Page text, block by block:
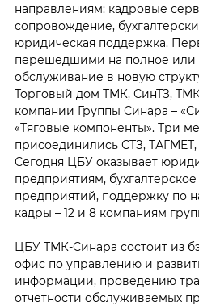
направлениям: кадровые
сопровождение,
юридическая поддержка.
перешедшими на полное или
обслуживание в новую
Торговый дом ТМК, СинТЗ,
компании Группы Синара –
«Тяговые компоненты». Три
присоединились СТЗ,
Сегодня ЦБУ оказывает
предприятиям,
предприятий, поддержку по
кадры – 12 и 8 компаниям
ЦБУ ТМК-Синара состоит из
офис по управлению и
информации, проведению
отчетности обслуживаемых